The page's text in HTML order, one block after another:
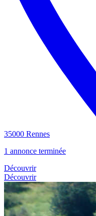
35000 Rennes
1 annonce terminée
Découvrir
Découvrir